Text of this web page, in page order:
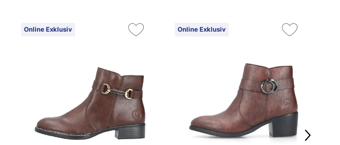
Online Exklusiv Online Exklusiv